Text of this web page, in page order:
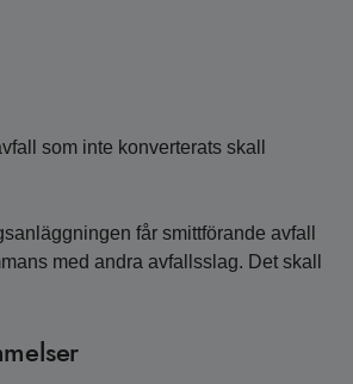
som inte konverterats skall
får smittförande avfall
med andra avfallsslag. Det skall